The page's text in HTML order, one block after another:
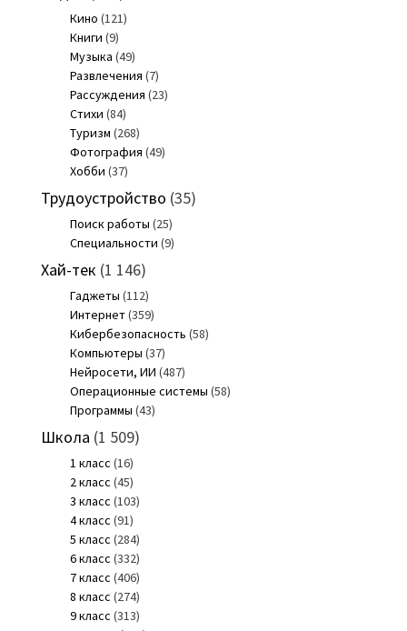
Кино (121)
Книги (9)
Музыка (49)
Развлечения (7)
Рассуждения (23)
Стихи (84)
Туризм (268)
Фотография (49)
Хобби (37)
Трудоустройство (35)
Поиск работы (25)
Специальности (9)
Хай-тек (1 146)
Гаджеты (112)
Интернет(359)
Кибербезопасность (58)
Компьютеры (37)
Нейросети, ИИ (487)
Операционные системы (58)
Программы (43)
Школа (1 509)
1 класс (16)
2 класс (45)
3 класс (103)
4 класс (91)
5 класс (284)
6 класс (332)
7 класс (406)
8 класс (274)
9 класс (313)